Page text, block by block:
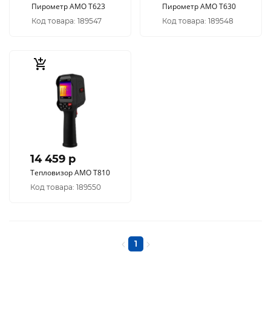
Пирометр AMO T623
Код товара: 189547
Пирометр AMO T630
Код товара: 189548
14 459 p
Тепловизор AMO T810
Код товара: 189550
1